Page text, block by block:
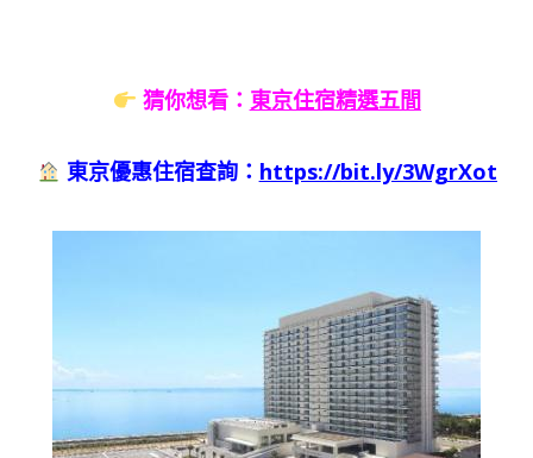
猜你想看： 東京住宿精選五間
東京優惠住宿查詢： https://bit.ly/3WgrXot